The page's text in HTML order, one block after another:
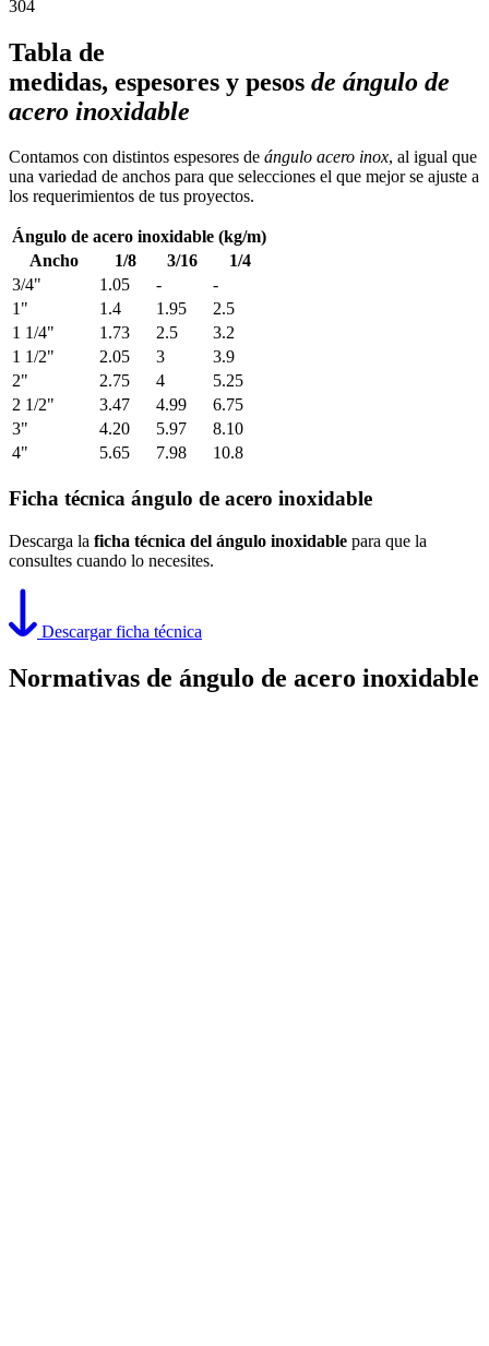
304
Tabla de
medidas, espesores y pesos de ángulo de
acero inoxidable
Contamos con distintos espesores de ángulo acero inox, al igual que
una variedad de anchos para que selecciones el que mejor se ajuste a
los requerimientos de tus proyectos.
Ángulo de acero inoxidable (kg/m)
Ancho
1/8 3/16
1/4
3/4"
1.05 -
-
1"
1.4 1.95
2.5
1 1/4"
1.73 2.5
3.2
1 1/2"
2.05 3
3.9
2"
2.75 4
5.25
2 1/2"
3.47 4.99
6.75
3"
4.20 5.97
8.10
4"
5.65 7.98 10.8
Ficha técnica ángulo de acero inoxidable
Descarga la ficha técnica del ángulo inoxidable para que la
consultes cuando lo necesites.
Descargar ficha técnica
Normativas de ángulo de acero inoxidable